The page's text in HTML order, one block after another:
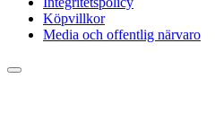
Köpvillkor
Media och offentlig närvaro
Rulla